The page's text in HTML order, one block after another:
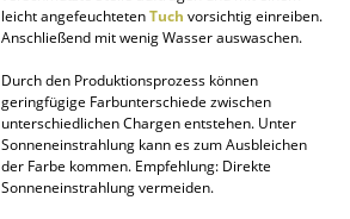
leicht angefeuchtetenTuch vorsichtig einreiben.
Anschließend mit wenig Wasser auswaschen.
Durch den Produktionsprozess können
geringfügige Farbunterschiede zwischen
unterschiedlichen Chargen entstehen. Unter
Sonneneinstrahlung kann es zum Ausbleichen
der Farbe kommen. Empfehlung: Direkte
Sonneneinstrahlung vermeiden.